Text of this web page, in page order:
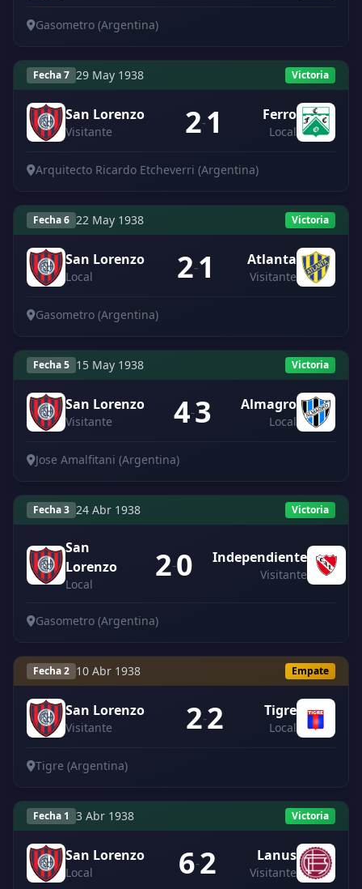
Gasometro (Argentina)
Fecha 7 29 May 1938 Victoria
San Lorenzo
Visitante 2-1 Ferro
Local
Arquitecto Ricardo Etcheverri (Argentina)
Fecha 6 22 May 1938 Victoria
San Lorenzo
Local 2-1 Atlanta
Visitante
Gasometro (Argentina)
Fecha 5 15 May 1938 Victoria
San Lorenzo
Visitante 4-3 Almagro
Local
Jose Amalfitani (Argentina)
Fecha 3 24 Abr 1938 Victoria
San
Lorenzo
Local 2-0 Independiente
Visitante
Gasometro (Argentina)
Fecha 2 10 Abr 1938 Empate
San Lorenzo
Visitante 2-2 Tigre
Local
Tigre (Argentina)
Fecha 1 3 Abr 1938 Victoria
San Lorenzo
Local 6-2 Lanus
Visitante